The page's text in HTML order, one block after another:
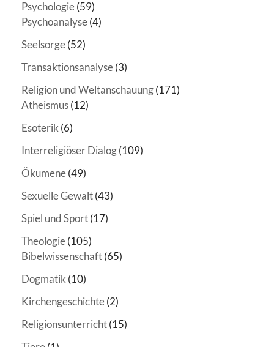
Psychologie(59)
Psychoanalyse(4)
Seelsorge(52)
Transaktionsanalyse(3)
Religion und Weltanschauung(171)
Atheismus(12)
Esoterik (6)
Interreligiöser Dialog(109)
Ökumene(49)
Sexuelle Gewalt(43)
Spiel und Sport(17)
Theologie(105)
Bibelwissenschaft(65)
Dogmatik (10)
Kirchengeschichte(2)
Religionsunterricht(15)